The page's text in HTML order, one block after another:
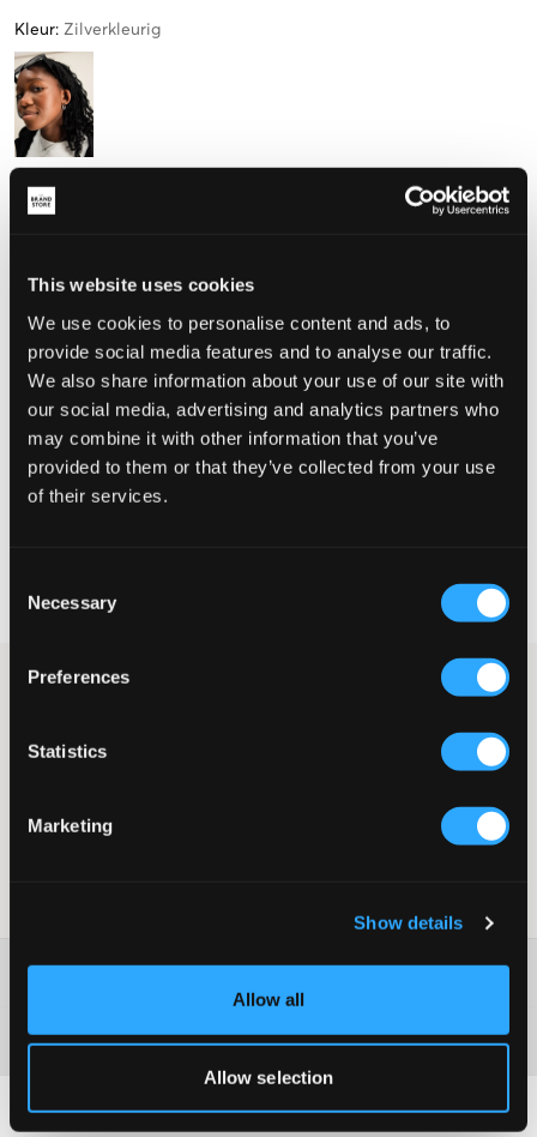
This website uses cookies
We use cookies to personalise content and ads, to
provide social media features and to analyse our traffic.
We also share information about your use of our site with
our social media, advertising and analytics partners who
may combine it with other information that you’ve
provided to them or that they’ve collected from your use
of their services.
Selection
Necessary
Preferences
Statistics
Marketing
Show details
Allow all
Allow selection
Kleur: Zilverkleurig
Maat
De maat lijkt
Te klein Perfect Te groot
MAATTABEL
KIES EEN MAAT
Recht op herroeping binnen 60 dagen
Oorbellen van zilverkleurig roestvrij staal. De oorbellen hebben
verwijderd als je het uiterlijk van de oorbellen wilt variëren.
Oorbellen
Kleur: Zilverkleurig
Washing advice
Materiaal